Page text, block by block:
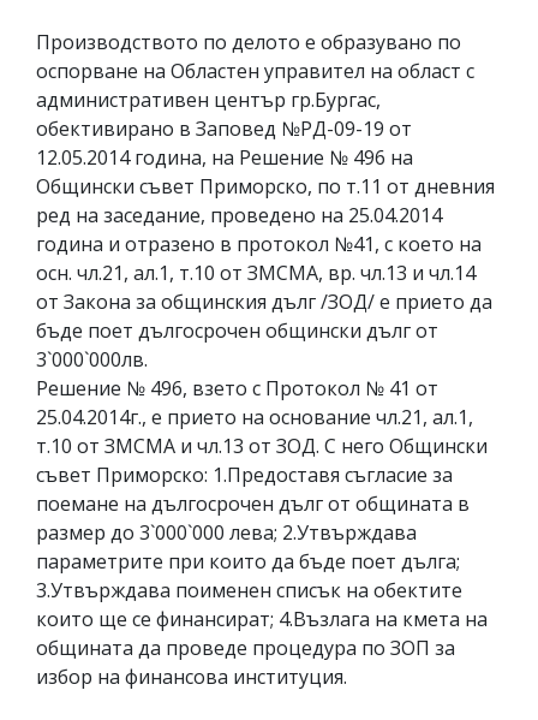
Производството по делото е образувано по
оспорване на Областен управител на област с
административен център гр.Бургас,
обективирано в Заповед №РД-09-19 от
12.05.2014 година, на Решение № 496 на
Общински съвет Приморско, по т.11 от дневния
ред на заседание, проведено на 25.04.2014
година и отразено в протокол №41, с което на
осн. чл.21, ал.1, т.10 от ЗМСМА, вр. чл.13 и чл.14
от Закона за общинския дълг /ЗОД/ е прието да
бъде поет дългосрочен общински дълг от
3`000`000лв.
Решение № 496, взето с Протокол № 41 от
25.04.2014г., е прието на основание чл.21, ал.1,
т.10 от ЗМСМА и чл.13 от ЗОД. С него Общински
съвет Приморско: 1.Предоставя съгласие за
поемане на дългосрочен дълг от общината в
размер до 3`000`000 лева; 2.Утвърждава
параметрите при които да бъде поет дълга;
3.Утвърждава поименен списък на обектите
които ще се финансират; 4.Възлага на кмета на
общината да проведе процедура по ЗОП за
избор на финансова институция.